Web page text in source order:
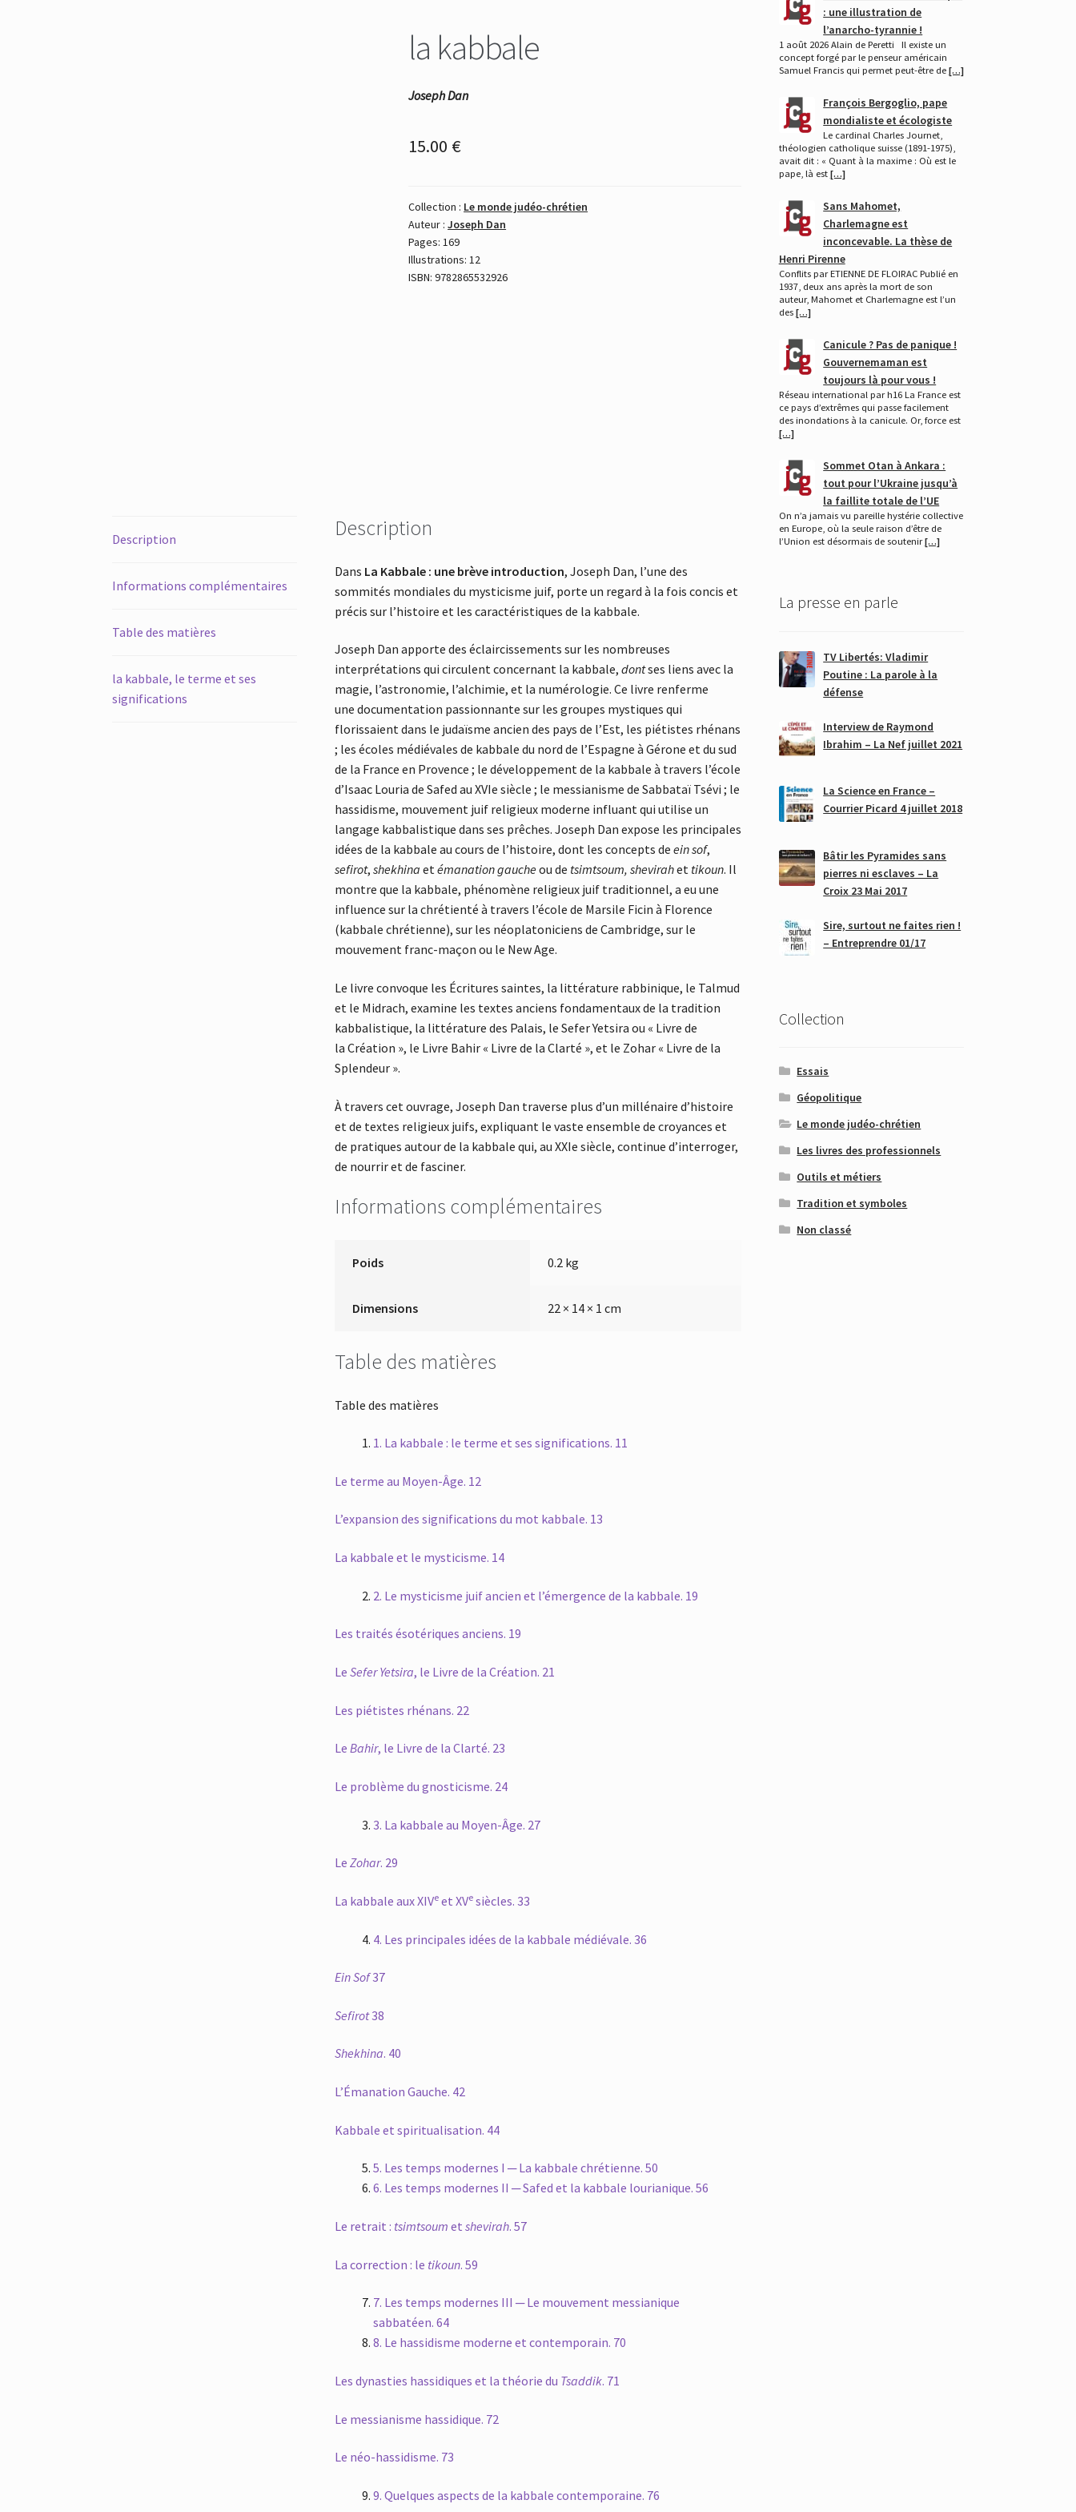
la kabbale
Joseph Dan
15.00 €
Collection : Le monde judéo-chrétien
Auteur :Joseph Dan
Pages: 169
Illustrations: 12
ISBN: 9782865532926
Description
Informations complémentaires
Table des matières
la kabbale, le terme et ses
significations
Description
Dans La Kabbale : une brève introduction, Joseph Dan, l’une des
sommités mondiales du mysticisme juif, porte un regard à la fois concis et
précis sur l’histoire et les caractéristiques de la kabbale.
Joseph Dan apporte des éclaircissements sur les nombreuses
interprétations qui circulent concernant la kabbale, dontses liens avec la
magie, l’astronomie, l’alchimie, et la numérologie. Ce livre renferme
une documentation passionnante sur les groupes mystiques qui
florissaient dans le judaïsme ancien des pays de l’Est, les piétistes rhénans
; les écoles médiévales de kabbale du nord de l’Espagne à Gérone et du sud
de la France en Provence ; le développement de la kabbale à travers l’école
d’Isaac Louria de Safed au XVIe siècle ; le messianisme de Sabbataï Tsévi ; le
hassidisme, mouvement juif religieux moderne influant qui utilise un
langage kabbalistique dans ses prêches. Joseph Dan expose les principales
idées de la kabbale au cours de l’histoire, dont les concepts de ein sof,
sefirot, shekhina etémanation gaucheou de tsimtsoum, shevirahet tikoun. Il
montre que la kabbale, phénomène religieux juif traditionnel, a eu une
influence sur la chrétienté à travers l’école de Marsile Ficin à Florence
(kabbale chrétienne), sur les néoplatoniciens de Cambridge, sur le
mouvement franc-maçon ou le New Age.
Le livre convoque les Écritures saintes, la littérature rabbinique, le Talmud
et le Midrach, examine les textes anciens fondamentaux de la tradition
kabbalistique, la littérature des Palais, le Sefer Yetsira ou « Livre de
la Création », le Livre Bahir « Livre de la Clarté », et le Zohar « Livre de la
Splendeur ».
À travers cet ouvrage, Joseph Dan traverse plus d’un millénaire d’histoire
et de textes religieux juifs, expliquant le vaste ensemble de croyances et
de pratiques autour de la kabbale qui, au XXIe siècle, continue d’interroger,
de nourrir et de fasciner.
Informations complémentaires
Poids 0.2 kg
Dimensions 22 × 14 × 1 cm
Table des matières
Table des matières
1. La kabbale : le terme et ses significations. 11
Le terme au Moyen-Âge. 12
L’expansion des significations du mot kabbale. 13
La kabbale et le mysticisme. 14
2. Le mysticisme juif ancien et l’émergence de la kabbale. 19
Les traités ésotériques anciens. 19
Le Sefer Yetsira, le Livre de la Création. 21
Les piétistes rhénans. 22
Le Bahir, le Livre de la Clarté. 23
Le problème du gnosticisme. 24
3. La kabbale au Moyen-Âge. 27
Le Zohar. 29
La kabbale aux XIVeet XVesiècles. 33
4. Les principales idées de la kabbale médiévale. 36
Ein Sof37
Sefirot38
Shekhina. 40
L’Émanation Gauche. 42
Kabbale et spiritualisation. 44
5. Les temps modernes I ─ La kabbale chrétienne. 50
6. Les temps modernes II ─ Safed et la kabbale lourianique. 56
Le retrait : tsimtsoum et shevirah. 57
La correction : le tikoun. 59
7. Les temps modernes III ─ Le mouvement messianique
sabbatéen. 64
8. Le hassidisme moderne et contemporain. 70
Les dynasties hassidiques et la théorie du Tsaddik. 71
Le messianisme hassidique. 72
Le néo-hassidisme. 73
9. Quelques aspects de la kabbale contemporaine. 76
: une illustration de
l’anarcho-tyrannie !
1 août 2026 Alain de Peretti Il existe un
concept forgé par le penseur américain
Samuel Francis qui permet peut-être de […]
François Bergoglio, pape
mondialiste et écologiste
Le cardinal Charles Journet,
théologien catholique suisse (1891-1975),
avait dit : « Quant à la maxime : Où est le
pape, là est […]
Sans Mahomet,
Charlemagne est
inconcevable. La thèse de
Henri Pirenne
Conflits par ETIENNE DE FLOIRAC Publié en
1937, deux ans après la mort de son
auteur, Mahomet et Charlemagne est l’un
des […]
Canicule ? Pas de panique !
Gouvernemaman est
toujours là pour vous !
Réseau international par h16 La France est
ce pays d’extrêmes qui passe facilement
des inondations à la canicule. Or, force est
[…]
Sommet Otan à Ankara :
tout pour l’Ukraine jusqu’à
la faillite totale de l’UE
On n’a jamais vu pareille hystérie collective
en Europe, où la seule raison d’être de
l’Union est désormais de soutenir[…]
La presse en parle
TV Libertés: Vladimir
Poutine : La parole à la
défense
Interview de Raymond
Ibrahim – La Nef juillet 2021
La Science en France –
Courrier Picard 4 juillet 2018
Bâtir les Pyramides sans
pierres ni esclaves – La
Croix 23 Mai 2017
Sire, surtout ne faites rien !
– Entreprendre 01/17
Collection
Essais
Géopolitique
Le monde judéo-chrétien
Les livres des professionnels
Outils et métiers
Tradition et symboles
Non classé